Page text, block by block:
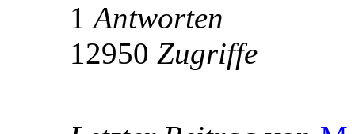
1Antworten
12950 Zugriffe